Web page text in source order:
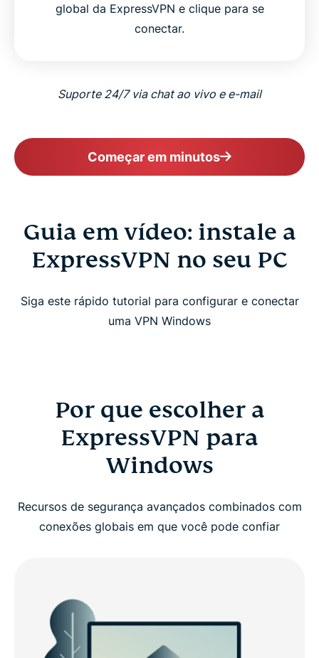
global da ExpressVPN e clique para se
conectar.
Suporte 24/7 via chat ao vivo e e-mail
Começar em minutos
Guia em vídeo: instale a
ExpressVPN no seu PC
Siga este rápido tutorial para configurar e conectar
uma VPN Windows
Por que escolher a
ExpressVPN para
Windows
Recursos de segurança avançados combinados com
conexões globais em que você pode confiar